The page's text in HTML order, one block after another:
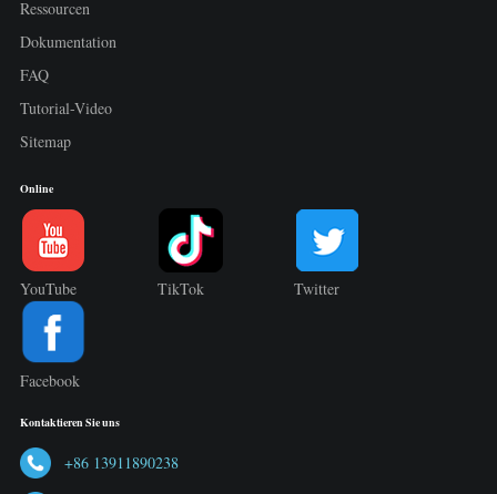
Ressourcen
Dokumentation
FAQ
Tutorial-Video
Sitemap
Online
YouTube TikTok Twitter
Facebook
Kontaktieren Sie uns
+86 13911890238